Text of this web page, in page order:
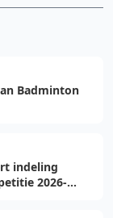
Badminton
indeling
2026-